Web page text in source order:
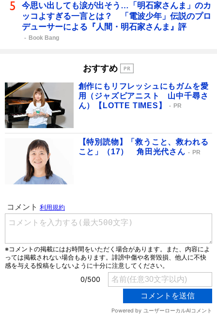
今思い出しても涙が出そう…「明石家さんま」のカ
ッコよすぎる一言とは？ 「電波少年」伝説のプロ
デューサーによる『人間・明石家さんま』評
Book Bang
おすすめ
創作にもリフレッシュにもガムを愛
用（ジャズピアニスト 山中千尋さ
ん）【LOTTE TIMES】
PR
【特別読物】「救うこと、救われる
こと」（17） 角田光代さん
PR